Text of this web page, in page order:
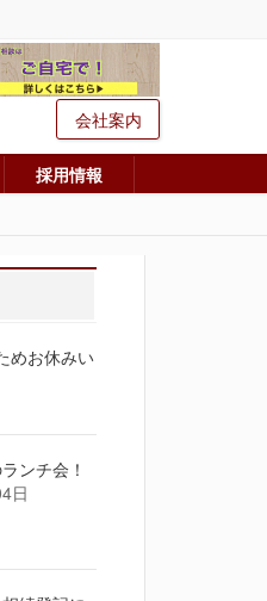
会社案内
採用情報
めお休みい
ンチ会！
日